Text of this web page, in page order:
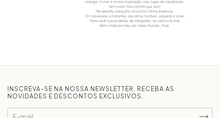
INSCREVA-SE NA NOSSA NEWSLETTER. RECEBA AS
NOVIDADES E DESCONTOS EXCLUSIVOS.